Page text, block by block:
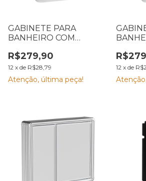
GABINETE PARA
BANHEIRO COM
32 X 58 CM, PVC
BRANCO
R$279,90
12 x de R$28,79
Atenção, última peça!
32 X
12 x de